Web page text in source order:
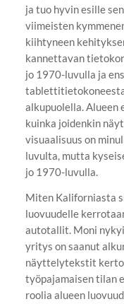
ja tuo hyvin esille
viimeisten
kiihtyneen
kannettavan
jo 1970-luvulla ja
alkupuolella.
kuinka joidenkin
visuaalisuus on
luvulta, mutta
jo 1970-luvulla.
Miten Kaliforniasta
luovuudelle
autotallit. Moni
yritys on saanut
näyttelytekstit
työpajamaisen tilan
roolia alueen